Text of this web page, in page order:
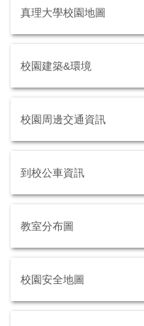
真理大學校園地圖
校園建築&環境
校園周邊交通資訊
到校公車資訊
教室分布圖
校園安全地圖